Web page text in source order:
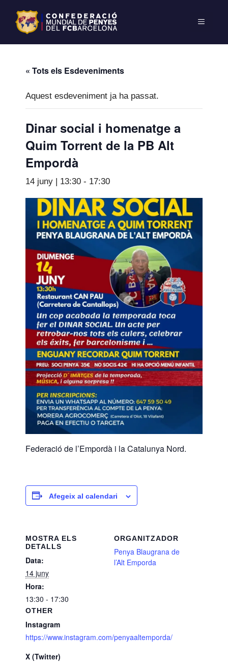
« Tots els Esdeveniments
Aquest esdeveniment ja ha passat.
Dinar social i homenatge a
Quim Torrent de la PB Alt
Empordà
14 juny | 13:30 - 17:30
Federació de l’Empordà i la Catalunya Nord.
Afegeix al calendari
MOSTRA ELS
DETALLS
Data:
14 juny
Hora:
13:30 - 17:30
ORGANITZADOR
Penya Blaugrana de
l’Alt Emporda
OTHER
Instagram
https://www.instagram.com/penyaaltemporda/
X (Twitter)